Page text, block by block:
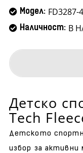
Модел: FD3287-
Наличност: В
Детско
Tech
Детското
избор за